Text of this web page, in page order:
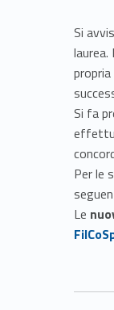
s
i
e
d
e
s
a
Si
Si fa
Per le
Le